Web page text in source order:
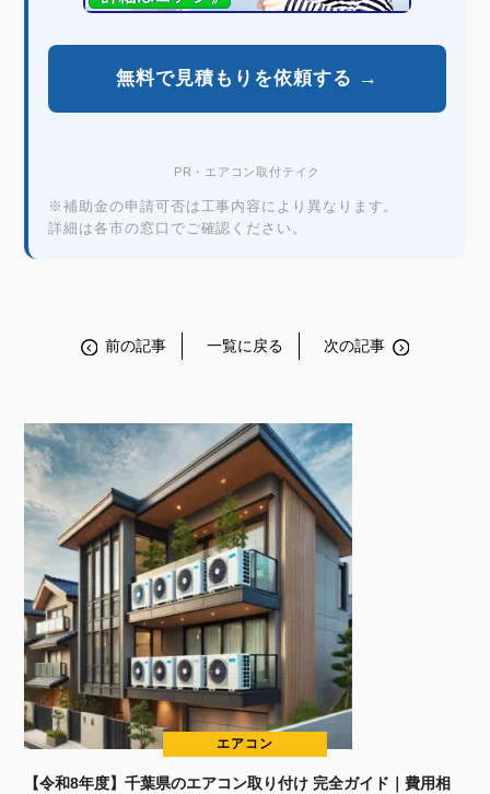
無料で見積もりを依頼する →
PR・エアコン取付テイク
※補助金の申請可否は工事内容により異なります。
詳細は各市の窓口でご確認ください。
前の記事 一覧に戻る 次の記事
エアコン
【令和8年度】千葉県のエアコン取り付け 完全ガイド｜費用相